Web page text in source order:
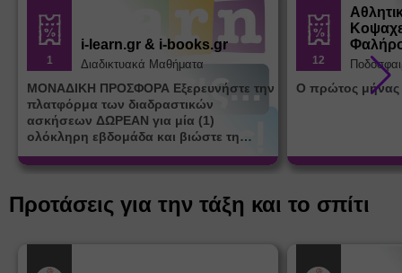
1
i-learn.gr & i-books.gr
Διαδικτυακά Μαθήματα
ΜΟΝΑΔΙΚΗ ΠΡΟΣΦΟΡΑ Εξερευνήστε την
πλατφόρμα των διαδραστικών
ασκήσεων ΔΩΡΕΑΝ για μία (1)
ολόκληρη εβδομάδα και βιώστε τη
learn.gr* * Αφορά νέες εγγραφές
12
Ο πρώτος
Προτάσεις για την τάξη και το σπίτι